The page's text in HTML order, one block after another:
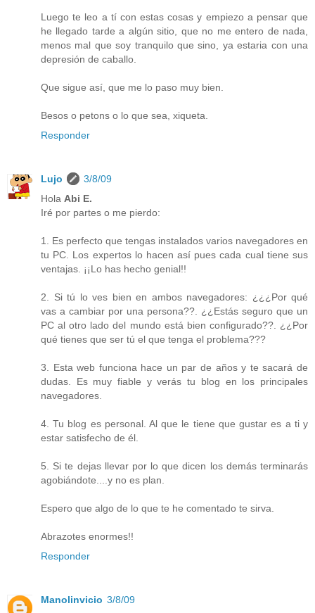
Luego te leo a tí con estas cosas y empiezo a pensar que
he llegado tarde a algún sitio, que no me entero de nada,
menos mal que soy tranquilo que sino, ya estaria con una
depresión de caballo.
Que sigue así, que me lo paso muy bien.
Besos o petons o lo que sea, xiqueta.
Responder
Lujo
3/8/09
Hola Abi E.
Iré por partes o me pierdo:
1. Es perfecto que tengas instalados varios navegadores en
tu PC. Los expertos lo hacen así pues cada cual tiene sus
ventajas. ¡¡Lo has hecho genial!!
2. Si tú lo ves bien en ambos navegadores: ¿¿¿Por qué
vas a cambiar por una persona??. ¿¿Estás seguro que un
PC al otro lado del mundo está bien configurado??. ¿¿Por
qué tienes que ser tú el que tenga el problema???
3. Esta web funciona hace un par de años y te sacará de
dudas. Es muy fiable y verás tu blog en los principales
navegadores.
4. Tu blog es personal. Al que le tiene que gustar es a ti y
estar satisfecho de él.
5. Si te dejas llevar por lo que dicen los demás terminarás
agobiándote....y no es plan.
Espero que algo de lo que te he comentado te sirva.
Abrazotes enormes!!
Responder
Manolinvicio 3/8/09